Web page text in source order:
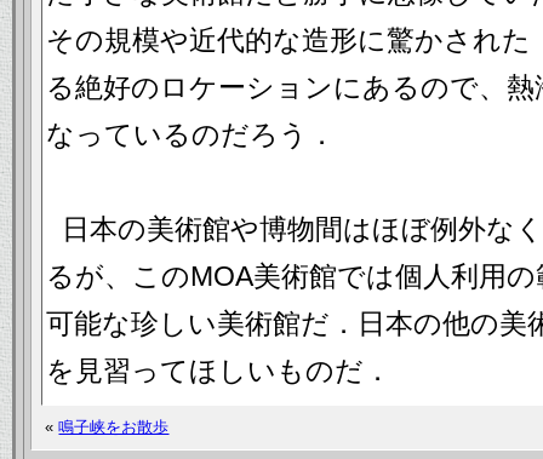
その規模や近代的な造形に驚かされ
る絶好のロケーションにあるので、
なっているのだろう．
日本の美術館や博物間はほぼ例外な
るが、このMOA美術館では個人利用
可能な珍しい美術館だ．日本の他の美
を見習ってほしいものだ．
«鳴子峡をお散歩